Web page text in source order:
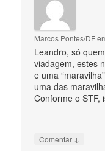
Marcos Pontes/DF
Leandro, só
viadagem, estes
e uma
uma das
Conforme o STF,
Comentar ↓